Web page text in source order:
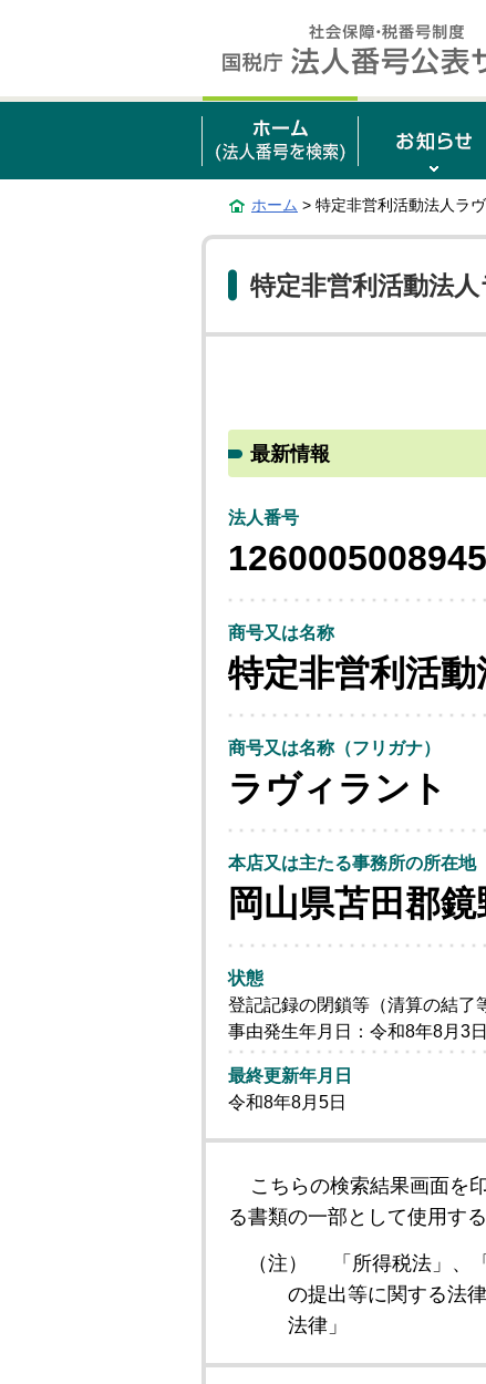
ホーム > 特定非営利活動法人ラ
特定非営利活動法
最新情報
法人番号
1260005008945
商号又は名称
特定非営利活
商号又は名称（フリガナ）
ラヴィラント
本店又は主たる事務所の所在地
岡山県苫田郡
状態
登記記録の閉鎖等（清算の結了
事由発生年月日：令和8年8月3日
最終更新年月日
令和8年8月5日
こちらの検索結果画面を
る書類の一部として使用す
（注）
「所得税法」
の提出等に関する法
法律」